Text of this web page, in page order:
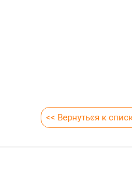
<< Вернуться к